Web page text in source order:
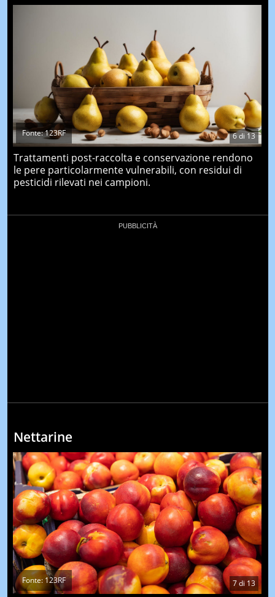
6di 13
Fonte: 123RF
Trattamenti post-raccolta e conservazione rendono
le pere particolarmente vulnerabili, con residui di
pesticidi rilevati nei campioni.
Nettarine
7di 13
Fonte: 123RF